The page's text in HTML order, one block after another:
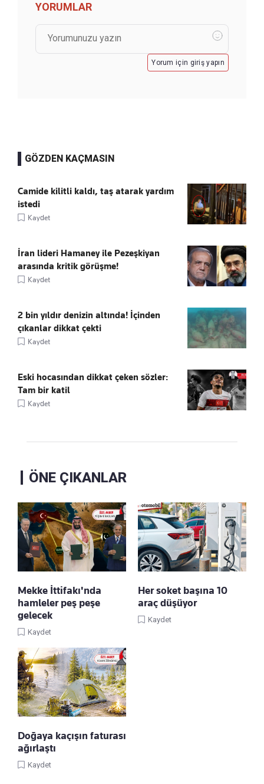
YORUMLAR
Yorum için giriş yapın
GÖZDEN KAÇMASIN
Camide kilitli kaldı, taş atarak yardım
istedi
Kaydet
İran lideri Hamaney ile Pezeşkiyan
arasında kritik görüşme!
Kaydet
2 bin yıldır denizin altında! İçinden
çıkanlar dikkat çekti
Kaydet
Eski hocasından dikkat çeken sözler:
Tam bir katil
Kaydet
ÖNE ÇIKANLAR
Mekke İttifakı'nda
hamleler peş peşe
gelecek
Kaydet
Her soket başına 10
araç düşüyor
Kaydet
Doğaya kaçışın faturası
ağırlaştı
Kaydet